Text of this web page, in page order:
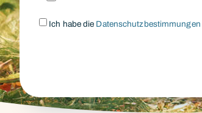
Ich habe die Datenschutzbestimmungen